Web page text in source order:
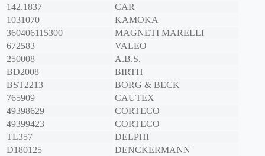
142.1837
CAR
1031070
KAMOKA
360406115300
MAGNETI MARELLI
672583
VALEO
250008
A.B.S.
BD2008
BIRTH
BST2213
BORG & BECK
765909
CAUTEX
49398629
CORTECO
49399423
CORTECO
TL357
DELPHI
D180125
DENCKERMANN